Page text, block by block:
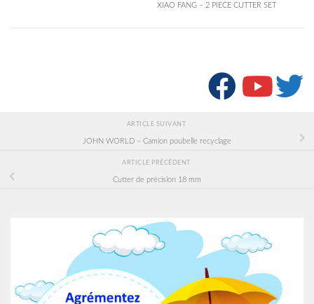
XIAO FANG – 2 PIECE CUTTER SET
ARTICLE SUIVANT
JOHN WORLD – Camion poubelle recyclage
ARTICLE PRÉCÉDENT
Cutter de précision 18 mm